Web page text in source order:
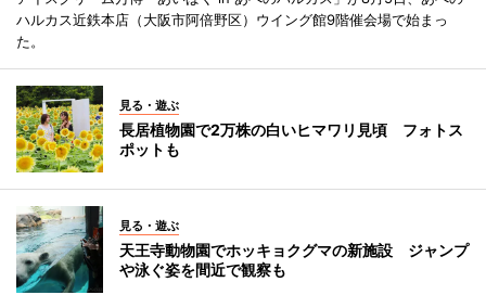
ハルカス近鉄本店（大阪市阿倍野区）ウイング館9階催会場で始まっ
た。
見る・遊ぶ
長居植物園で2万株の白いヒマワリ見頃 フォトス
ポットも
見る・遊ぶ
天王寺動物園でホッキョクグマの新施設 ジャンプ
や泳ぐ姿を間近で観察も